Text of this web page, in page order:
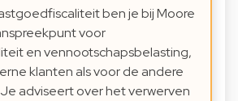
ben je bij Moore
voor
en vennootschapsbelasting,
klanten als voor de andere
adviseert over het verwerven